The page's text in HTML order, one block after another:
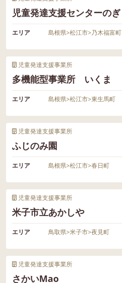
児童発達支援センターのぎ
エリア 島根県>松江市>乃木福富町
児童発達支援事業所
多機能型事業所 いくま
エリア 島根県>松江市>東生馬町
児童発達支援事業所
ふじのみ園
エリア 島根県>松江市>春日町
児童発達支援事業所
米子市立あかしや
エリア 鳥取県>米子市>夜見町
児童発達支援事業所
さかいMao